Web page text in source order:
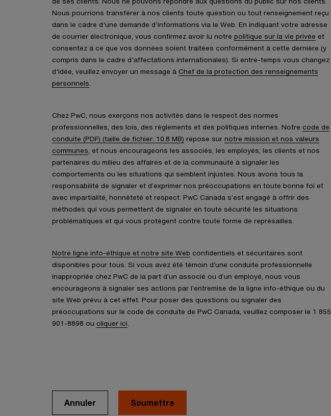
Nous pourrions transférer à nos clients toute question ou tout renseignement reçu
dans le cadre d'une demande d'informations via le Web. En indiquant votre adresse
de courrier électronique, vous confirmez avoir lu notre politique sur la vie privée et
consentez à ce que vos données soient traitées conformément à cette dernière (y
compris dans le cadre d'affectations internationales). Si entre-temps vous changez
d'idée, veuillez envoyer un message à Chef de la protection des renseignements
personnels
Chez PwC, nous exerçons nos activités dans le respect des normes
professionnelles, des lois, des règlements et des politiques internes. Notre code de
conduite (PDF) (taille de fichier: 10.8 MB) repose sur notre mission et nos valeurs
communes , et nous encourageons les associés, les employés, les clients et nos
partenaires du milieu des affaires et de la communauté à signaler les
comportements ou les situations qui semblent injustes. Nous avons tous la
responsabilité de signaler et d’exprimer nos préoccupations en toute bonne foi et
avec impartialité, honnêteté et respect. PwC Canada s’est engagé à offrir des
méthodes qui vous permettent de signaler en toute sécurité les situations
problématiques et qui vous protègent contre toute forme de représailles.
Notre ligne info-éthique et notre site Web confidentiels et sécuritaires sont
disponibles pour tous. Si vous avez été témoin d’une conduite professionnelle
inappropriée chez PwC de la part d’un associé ou d’un employé, nous vous
encourageons à signaler ses actions par l’entremise de la ligne info-éthique ou du
site Web prévu à cet effet. Pour poser des questions ou signaler des
préoccupations sur le code de conduite de PwC Canada, veuillez composer le 1 855
901-8898 ou cliquer ici
Annuler